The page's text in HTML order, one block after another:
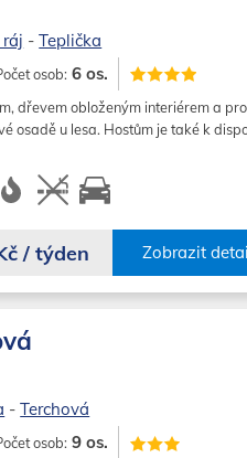
-Teplička
osob: 6 os.
dřevem obloženým interiérem a
osadě u lesa. Hostům je také k
/ týden Zobrazit
-Terchová
osob: 9 os.